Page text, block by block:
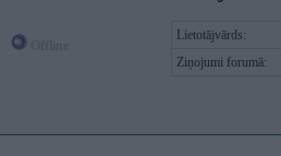
Lietotājvārds:
Ziņojumi forumā: